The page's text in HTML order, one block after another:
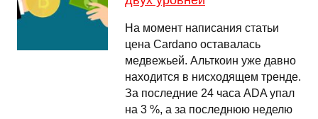
На момент написания статьи
цена Cardano оставалась
медвежьей. Альткоин уже давно
находится в нисходящем тренде.
За последние 24 часа ADA упал
на 3 %, а за последнюю неделю